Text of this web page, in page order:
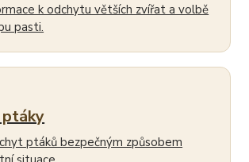
k odchytu větších zvířat a volbě
pasti.
ptáků bezpečným způsobem